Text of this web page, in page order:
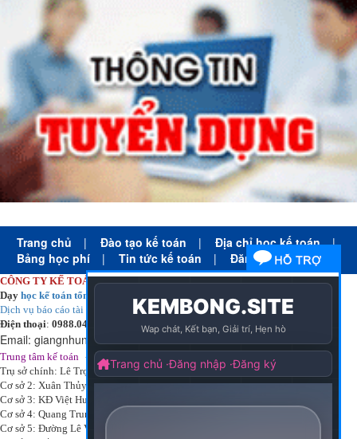
Trang chủ | Đào tạo kế toán | Địa chỉ học kế toán
|
Bảng học phí
| Tin tức kế toán | Đăng ký học
CÔNG TY KẾ TOÁN HÀ NỘI
Dạy học kế toán tổng hợp
thực tế cấp tốc mọi trình độ
Dịch vụ báo cáo tài chính
chuyên nghiệp uy tín giá rẻ
Điện thoại: 0988.043.053
Email: giangnhungkthn@gmail.com
Trung tâm kế toán - Công ty kế toán hà nội ạyhọc kế toántại:
Trụ sở chính: Lê Trọng Tấn - Thanh Xuân - Hà Nội
Cơ sở 2: Xuân Thủy - Cầu Giấy - Hà Nội
Cơ sở 3: KĐ Việt Hưng - Long Biên - Hà Nội
Cơ sở 4: Quang Trung - Hà Đông - Hà Nội
Cơ sở 5: Đường Lê Văn Thịnh – P. Suối Hoa– Tp. Bắc Ninh.